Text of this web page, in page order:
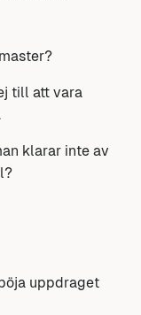
till att vara
klarar inte av
uppdraget